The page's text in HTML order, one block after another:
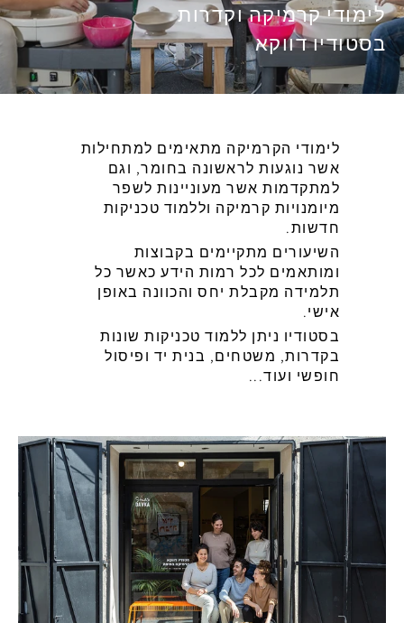
לימודי קרמיקה וקדרות
בסטודיו דווקא
לימודי הקרמיקה מתאימים למתחילות
אשר נוגעות לראשונה בחומר, וגם
למתקדמות אשר מעוניינות לשפר
מיומנויות קרמיקה וללמוד טכניקות
חדשות.
השיעורים מתקיימים בקבוצות
ומותאמים לכל רמות הידע כאשר כל
תלמידה מקבלת יחס והכוונה באופן
אישי.
בסטודיו ניתן ללמוד טכניקות שונות
בקדרות, משטחים, בנית יד ופיסול
חופשי ועוד...